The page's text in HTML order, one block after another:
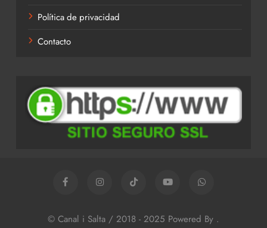
Política de privacidad
Contacto
© Canal i Salta / 2018 - 2025 Powered By .